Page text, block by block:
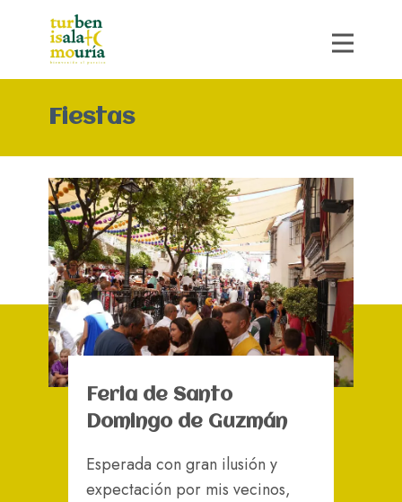
Fiestas
Feria de Santo
Domingo de Guzmán
Esperada con gran ilusión y
expectación por mis vecinos,